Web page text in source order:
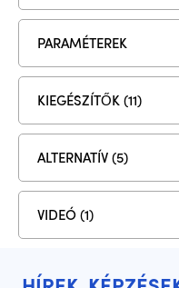
PARAMÉTEREK
KIEGÉSZÍTŐK (11)
ALTERNATÍV (5)
VIDEÓ (1)